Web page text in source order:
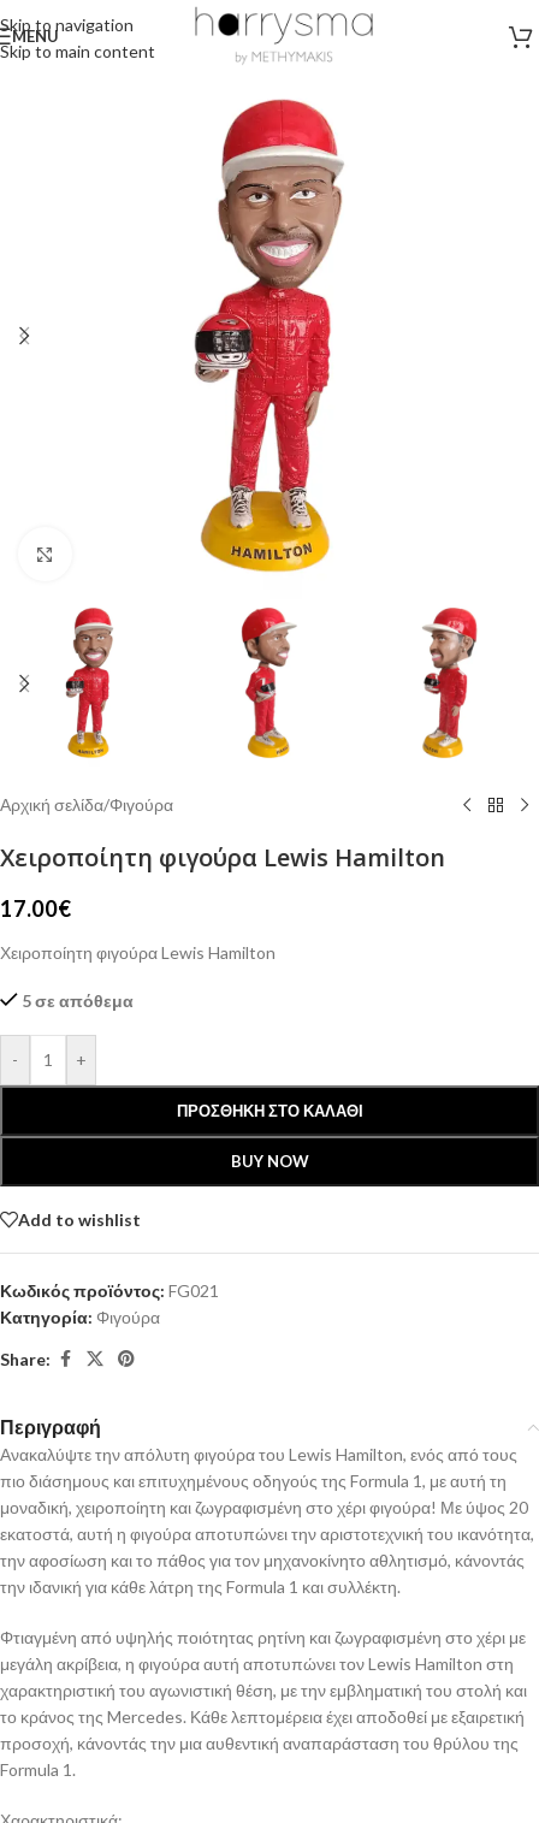
Skip to navigation
Skip to main content
MENU
Αρχική σελίδα/Φιγούρα
Χειροποίητη φιγούρα Lewis Hamilton
17.00€
Χειροποίητη φιγούρα Lewis Hamilton
5 σε απόθεμα
- +
ΠΡΟΣΘΉΚΗ ΣΤΟ ΚΑΛΆΘΙ
BUY NOW
Add to wishlist
Κωδικός προϊόντος: FG021
Κατηγορία: Φιγούρα
Share:
Περιγραφή
Ανακαλύψτε την απόλυτη φιγούρα του Lewis Hamilton, ενός από τους
πιο διάσημους και επιτυχημένους οδηγούς της Formula 1, με αυτή τη
μοναδική, χειροποίητη και ζωγραφισμένη στο χέρι φιγούρα! Με ύψος 20
εκατοστά, αυτή η φιγούρα αποτυπώνει την αριστοτεχνική του ικανότητα,
την αφοσίωση και το πάθος για τον μηχανοκίνητο αθλητισμό, κάνοντάς
την ιδανική για κάθε λάτρη της Formula 1 και συλλέκτη.
Φτιαγμένη από υψηλής ποιότητας ρητίνη και ζωγραφισμένη στο χέρι με
μεγάλη ακρίβεια, η φιγούρα αυτή αποτυπώνει τον Lewis Hamilton στη
χαρακτηριστική του αγωνιστική θέση, με την εμβληματική του στολή και
το κράνος της Mercedes. Κάθε λεπτομέρεια έχει αποδοθεί με εξαιρετική
προσοχή, κάνοντάς την μια αυθεντική αναπαράσταση του θρύλου της
Formula 1.